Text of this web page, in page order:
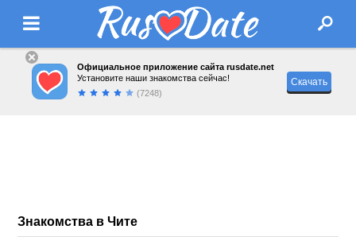
Официальное приложение сайта rusdate.net
Установите наши знакомства сейчас!
(7248)
Скачать
Знакомства в Чите